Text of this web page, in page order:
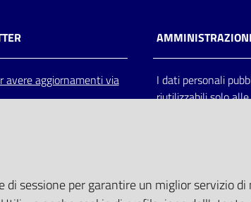
avere aggiornamenti via
I dati personali
riutilizzabili solo
sessione per garantire un miglior servizio